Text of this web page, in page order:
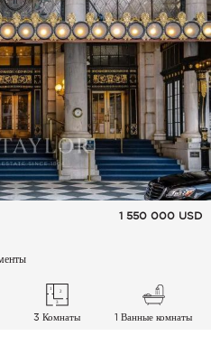
1 550 000 USD
3 Комнаты 1 Ванные комнаты